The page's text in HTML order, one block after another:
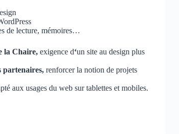
de lecture, mémoires…
la Chaire, exigence d‘un site au design plus
partenaires, renforcer la notion de projets
aux usages du web sur tablettes et mobiles.